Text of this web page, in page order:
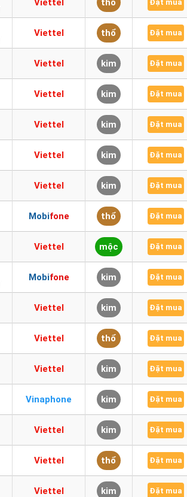
Viettel thổ Đặt mua
Viettel thổ Đặt mua
Viettel kim Đặt mua
Viettel kim Đặt mua
Viettel kim Đặt mua
Viettel kim Đặt mua
Viettel kim Đặt mua
Mobifone thổ Đặt mua
Viettel mộc Đặt mua
Mobifone kim Đặt mua
Viettel kim Đặt mua
Viettel thổ Đặt mua
Viettel kim Đặt mua
Vinaphone kim Đặt mua
Viettel kim Đặt mua
Viettel thổ Đặt mua
Viettel kim Đặt mua